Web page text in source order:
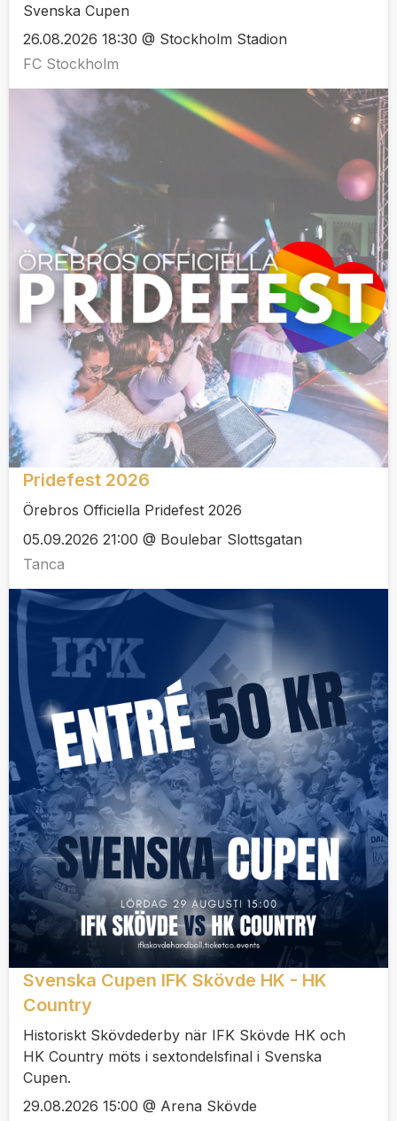
Svenska Cupen
26.08.2026 18:30 @ Stockholm Stadion
FC Stockholm
Pridefest 2026
Örebros Officiella Pridefest 2026
05.09.2026 21:00 @ Boulebar Slottsgatan
Tanca
Svenska Cupen IFK Skövde HK - HK
Country
Historiskt Skövdederby när IFK Skövde HK och
HK Country möts i sextondelsfinal i Svenska
Cupen.
29.08.2026 15:00 @ Arena Skövde